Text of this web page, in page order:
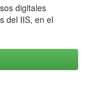
digitales
del IIS, en el